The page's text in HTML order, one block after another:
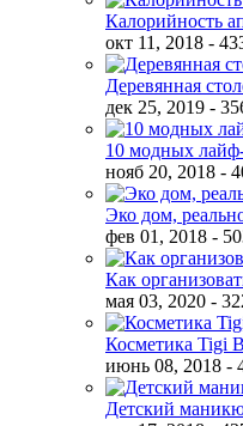
Калорийность
окт 11, 2018 -
Деревянная
дек 25, 2019 -
10 модных
нояб 20, 2018 -
Эко дом,
фев 01, 2018 -
Как
мая 03, 2020 -
Косметика Tigi
июнь 08, 2018 -
Детский